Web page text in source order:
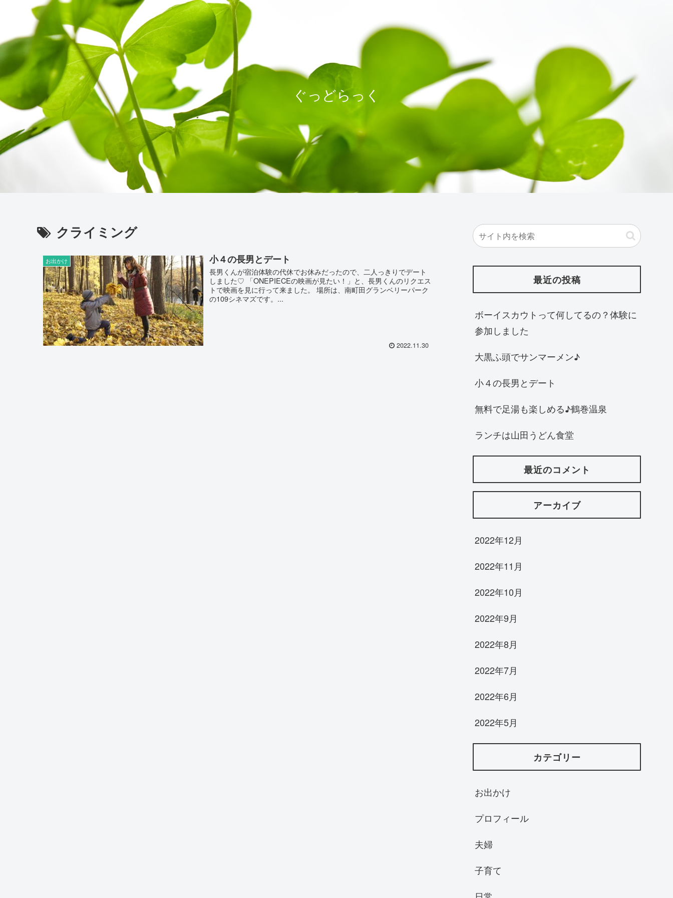
ぐっどらっく
クライミング
お出かけ 小４の長男とデート
長男くんが宿泊体験の代休でお休みだったので、二人っきりでデート
しました♡ 「ONEPIECEの映画が見たい！」と、長男くんのリクエス
トで映画を見に行って来ました。 場所は、南町田グランベリーパーク
の109シネマズです。...
2022.11.30
最近の投稿
ボーイスカウトって何してるの？体験に
参加しました
大黒ふ頭でサンマーメン♪
小４の長男とデート
無料で足湯も楽しめる♪鶴巻温泉
ランチは山田うどん食堂
最近のコメント
アーカイブ
2022年12月
2022年11月
2022年10月
2022年9月
2022年8月
2022年7月
2022年6月
2022年5月
カテゴリー
お出かけ
プロフィール
夫婦
子育て